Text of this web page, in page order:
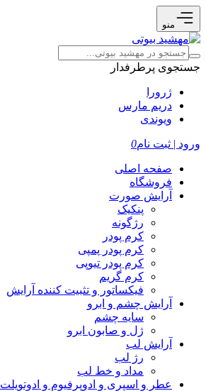
منو
جستجوی پرطرفدار
ژرورا
دریم مارس
ویوندی
ورود | ثبت نام0
صفحه اصلی
فروشگاه
آرایش صورت
پنکیک
رژگونه
کرم پودر
کرم پودر پمپی
کرم پودر تیوپی
کرم گریم
فیکساتور و تثبیت کننده آرایش
آرایش چشم و ابرو
سایه چشم
ژل و صابون ابرو
آرایش لب
رژ لب
مداد و خط لب
عطر و اسپری و ادوپرفیوم و ادوتویلت